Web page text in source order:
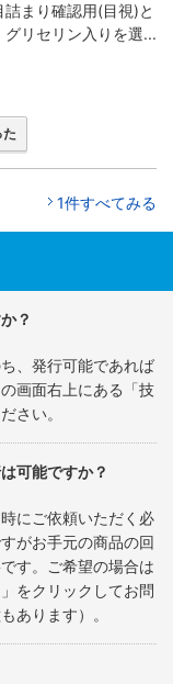
まり確認用(目視)と
リセリン入りを選...
1件すべてみる
？
、発行可能であれば
画面右上にある「技
さい。
可能ですか？
にご依頼いただく必
がお手元の商品の回
す。ご希望の場合は
をクリックしてお問
あります）。